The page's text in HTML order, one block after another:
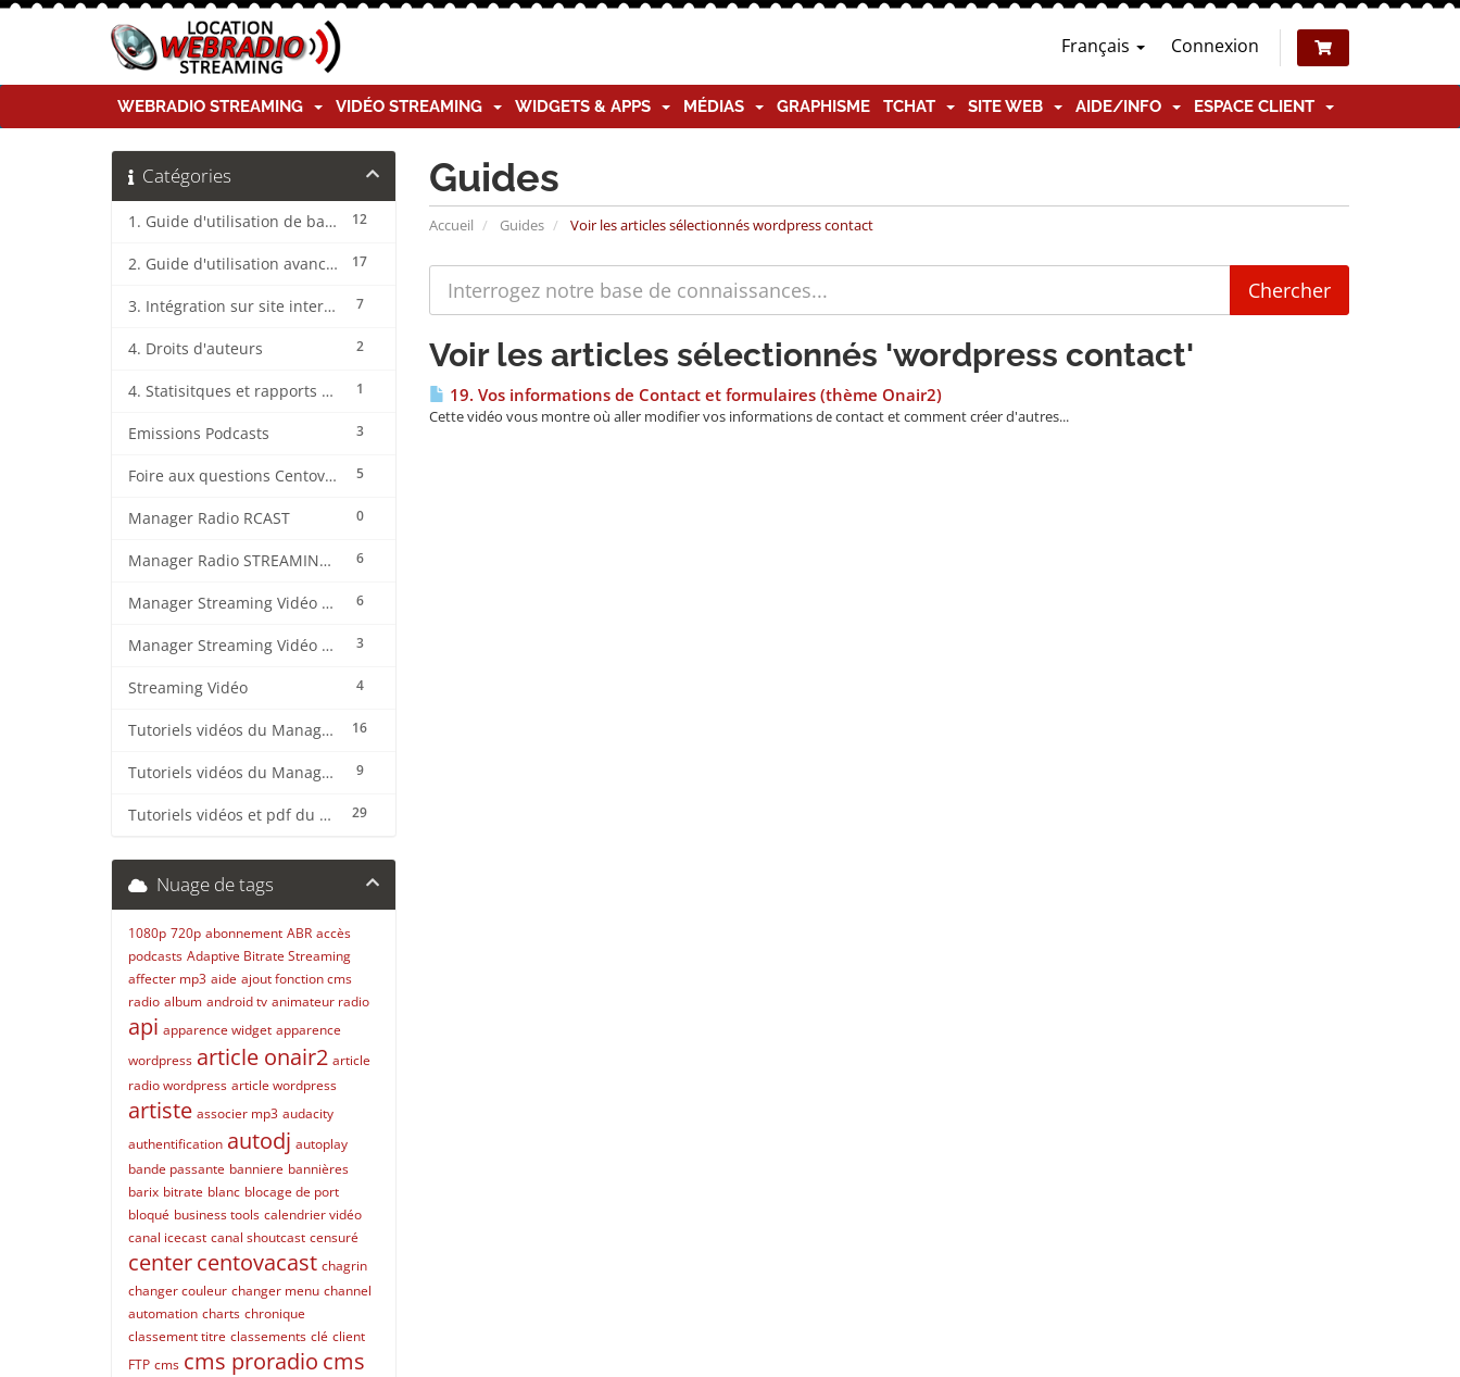
Français Connexion
WEBRADIO STREAMING VIDÉO STREAMING WIDGETS & APPS MÉDIAS GRAPHISME TCHAT SITE WEB AIDE/INFO ESPACE CLIENT
Guides
Accueil Guides Voir les articles sélectionnés wordpress contact
Catégories
12
1. Guide d'utilisation de base CentovaCast
17
2. Guide d'utilisation avancée CentovaCast
7
3. Intégration sur site internet CentovaCast
2
4. Droits d'auteurs
1
4. Statisitques et rapports CentovaCast
3
Emissions Podcasts
5
Foire aux questions CentovaCast
0
Manager Radio RCAST
6
Manager Radio STREAMING CENTER
6
Manager Streaming Vidéo TVMCP
3
Manager Streaming Vidéo VDO
4
Streaming Vidéo
16
Tutoriels vidéos du Manager Radio CentovaCast
9
Tutoriels vidéos du Manager Radio STREAMING CENTER
29
Tutoriels vidéos et pdf du CMS Radio Wordpress + OnAir2/Pro.Radio
Voir les articles sélectionnés 'wordpress contact'
19. Vos informations de Contact et formulaires (thème Onair2)
Cette vidéo vous montre où aller modifier vos informations de contact et comment créer d'autres...
Nuage de tags
1080p 720p abonnement ABR accès
podcasts Adaptive Bitrate Streaming
affecter mp3 aide ajout fonction cms
radio album android tv animateur radio
api apparence widget apparence
wordpress article onair2 article
radio wordpress article wordpress
artiste associer mp3 audacity
authentification autodj autoplay
bande passante banniere bannières
barix bitrate blanc blocage de port
bloqué business tools calendrier vidéo
canal icecast canal shoutcast censuré
centercentovacast chagrin
changer couleur changer menu channel
automation charts chronique
classement titre classements clé client
FTP cms cms proradio cms